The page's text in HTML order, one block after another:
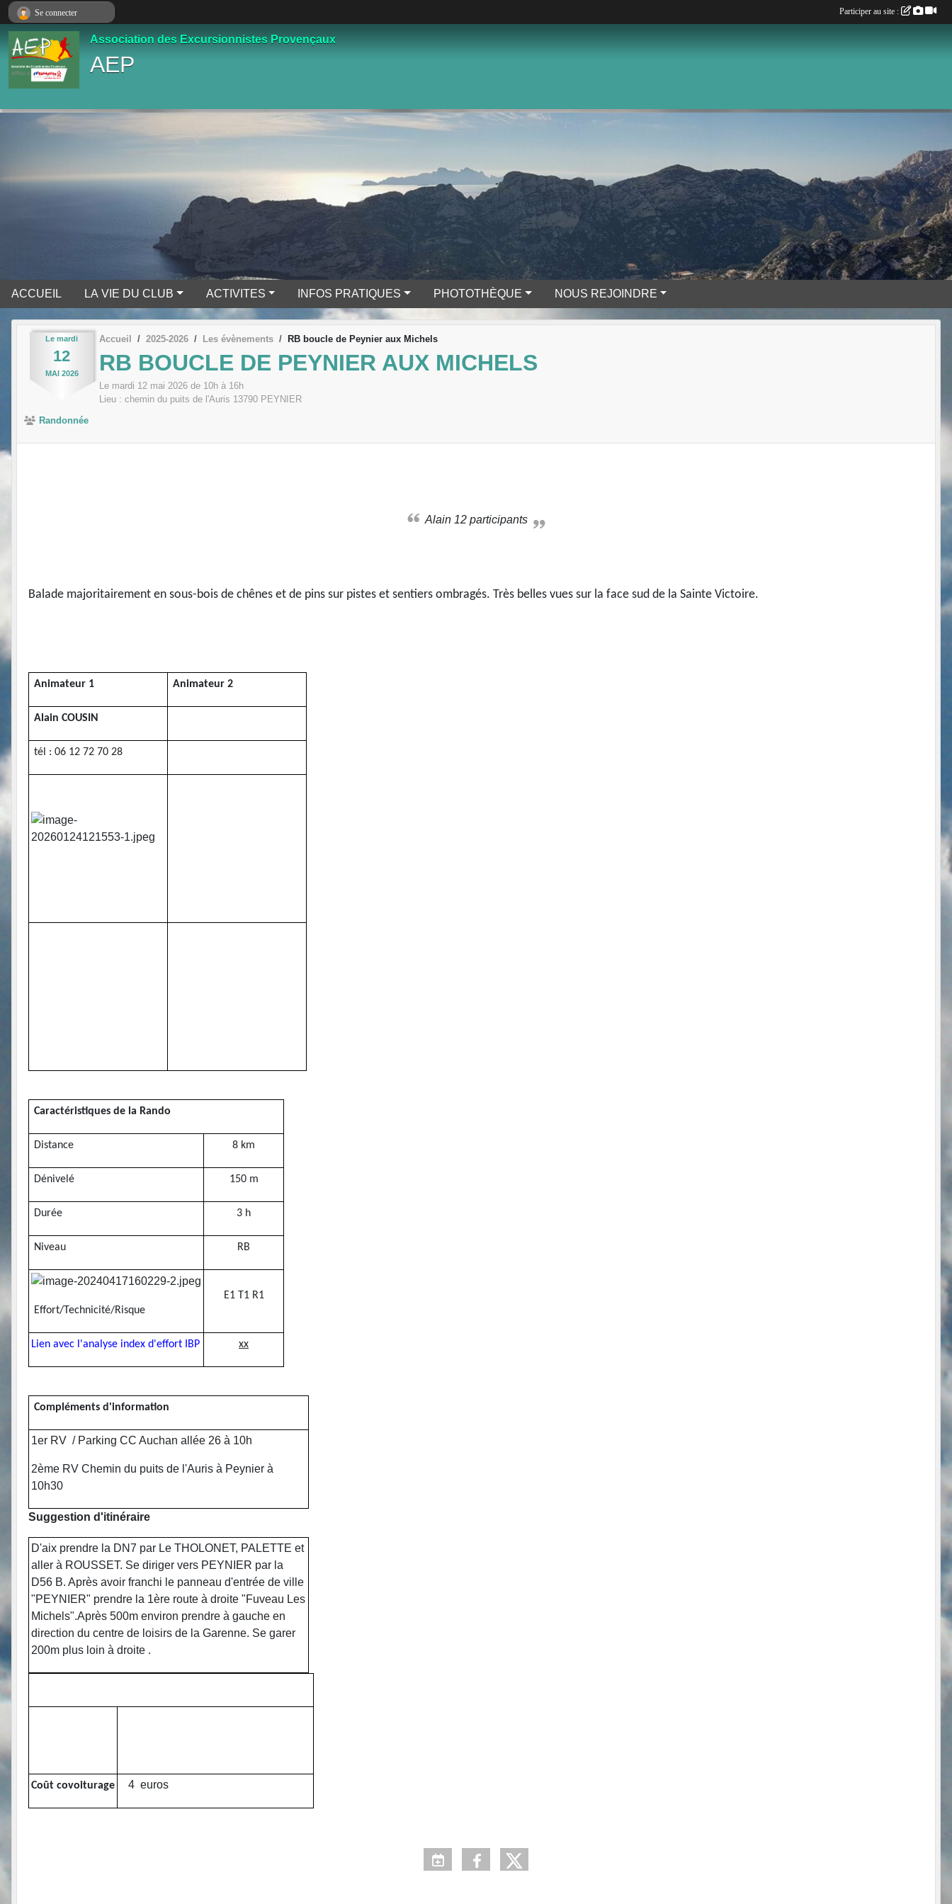
Association des Excursionnistes Provençaux
AEP
ACCUEIL LA VIE DU CLUB ACTIVITES INFOS PRATIQUES PHOTOTHÈQUE NOUS REJOINDRE
Le mardi
12
MAI 2026
Accueil 2025-2026 Les évènements RB boucle de Peynier aux Michels
RB BOUCLE DE PEYNIER AUX MICHELS
Le mardi 12 mai 2026 de 10h à 16h
Lieu : chemin du puits de l'Auris 13790 PEYNIER
Randonnée
Alain 12 participants
Balade majoritairement en sous-bois de chênes et de pins sur pistes et sentiers ombragés. Très belles vues sur la face sud de la Sainte Victoire.
Animateur 1 Animateur 2
Alain COUSIN
tél : 06 12 72 70 28
Caractéristiques de la Rando
Distance 8 km
Dénivelé 150 m
Durée 3 h
Niveau RB
Effort/Technicité/Risque
E1 T1 R1
Lien avec l'analyse index d'effort IBP xx
Compléments d'information
1er RV / Parking CC Auchan allée 26 à 10h
2ème RV Chemin du puits de l'Auris à Peynier à
10h30
Suggestion d'itinéraire
D'aix prendre la DN7 par Le THOLONET, PALETTE et
aller à ROUSSET. Se diriger vers PEYNIER par la
D56 B. Après avoir franchi le panneau d'entrée de ville
"PEYNIER" prendre la 1ère route à droite "Fuveau Les
Michels".Après 500m environ prendre à gauche en
direction du centre de loisirs de la Garenne. Se garer
200m plus loin à droite .
Coût covoiturage 4 euros
Se connecter Participer au site :
Panneau de gestion des cookies